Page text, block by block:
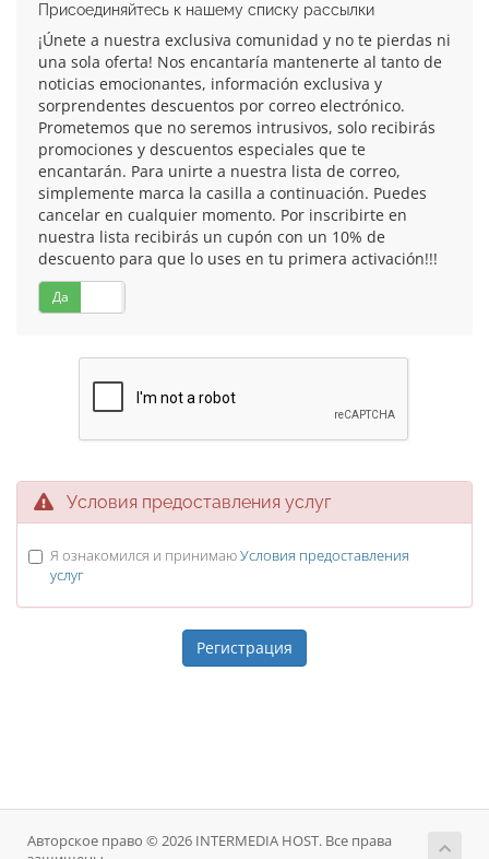
Присоединяйтесь к нашему списку рассылки
¡Únete a nuestra exclusiva comunidad y no te pierdas ni
una sola oferta! Nos encantaría mantenerte al tanto de
noticias emocionantes, información exclusiva y
sorprendentes descuentos por correo electrónico.
Prometemos que no seremos intrusivos, solo recibirás
promociones y descuentos especiales que te
encantarán. Para unirte a nuestra lista de correo,
simplemente marca la casilla a continuación. Puedes
cancelar en cualquier momento. Por inscribirte en
nuestra lista recibirás un cupón con un 10% de
descuento para que lo uses en tu primera activación!!!
Да
Условия предоставления услуг
Я ознакомился и принимаюУсловия предоставления
услуг
Авторское право © 2026 INTERMEDIA HOST. Все права